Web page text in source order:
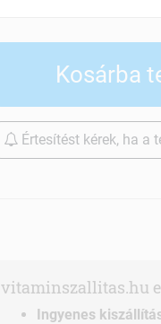
Kosárba
Értesítést kérek, ha a
vitaminszallitas.hu
Ingyenes